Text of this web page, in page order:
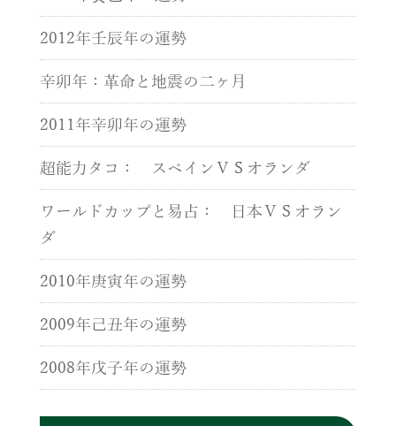
2012年壬辰年の運勢
辛卯年：革命と地震の二ヶ月
2011年辛卯年の運勢
超能力タコ： スペインＶＳオランダ
ワールドカップと易占： 日本ＶＳオラン
ダ
2010年庚寅年の運勢
2009年己丑年の運勢
2008年戊子年の運勢